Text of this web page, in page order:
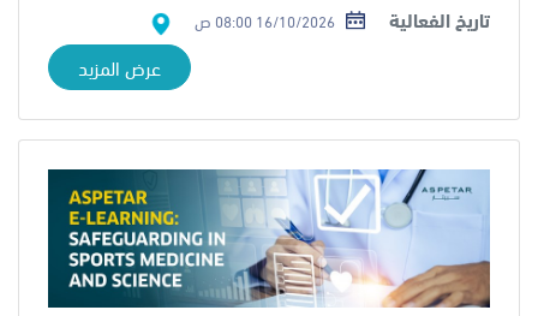
تاريخ الفعالية 16/10/2026 08:00 ص
عرض المزيد